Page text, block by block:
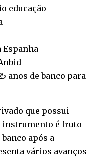
educação
Espanha
anos de banco para
que possui
instrumento é fruto
após a
vários avanços